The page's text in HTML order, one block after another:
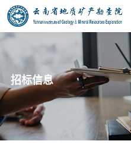
招标信息